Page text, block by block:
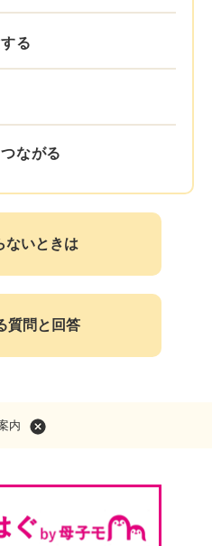
る
ながる
ないときは
質問と回答
内